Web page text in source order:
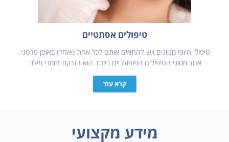
טיפולים אסתטיים
טיפולי היופי מגוונים ויש להתאים אותם לכל אחת (ואחד) באופן פרטני.
אחד מסוגי הטיפולים הפופולריים ביותר הוא הזרקת חומרי מילוי.
קרא עוד
מידע מקצועי